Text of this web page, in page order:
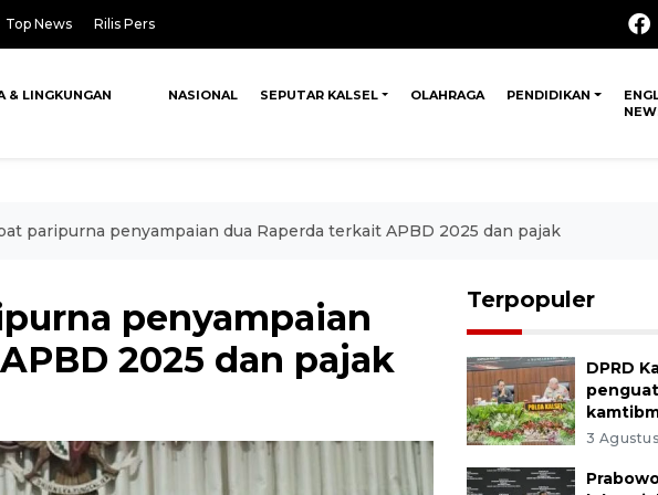
Top News Rilis Pers
& LINGKUNGAN
NASIONAL SEPUTAR KALSEL OLAHRAGA PENDIDIKAN
paripurna penyampaian dua Raperda terkait APBD 2025 dan pajak
penyampaian
2025 dan pajak
Terpopuler
DPRD
3